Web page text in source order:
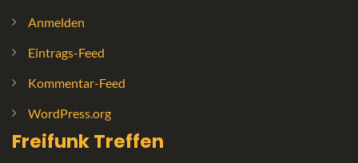
Anmelden
Eintrags-Feed
Kommentar-Feed
WordPress.org
Freifunk Treffen